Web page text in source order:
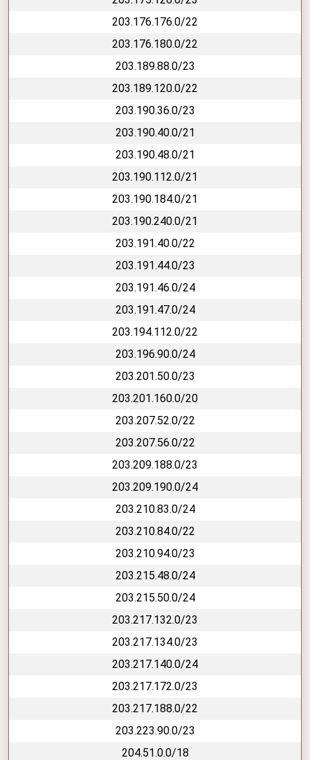
203.176.176.0/22
203.176.180.0/22
203.189.88.0/23
203.189.120.0/22
203.190.36.0/23
203.190.40.0/21
203.190.48.0/21
203.190.112.0/21
203.190.184.0/21
203.190.240.0/21
203.191.40.0/22
203.191.44.0/23
203.191.46.0/24
203.191.47.0/24
203.194.112.0/22
203.196.90.0/24
203.201.50.0/23
203.201.160.0/20
203.207.52.0/22
203.207.56.0/22
203.209.188.0/23
203.209.190.0/24
203.210.83.0/24
203.210.84.0/22
203.210.94.0/23
203.215.48.0/24
203.215.50.0/24
203.217.132.0/23
203.217.134.0/23
203.217.140.0/24
203.217.172.0/23
203.217.188.0/22
203.223.90.0/23
204.51.0.0/18